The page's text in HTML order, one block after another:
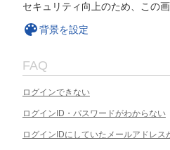
セキュリティ向上のため、この
背景を設定
FAQ
ログインできない
ログインID・パスワードがわからない
ログインIDにしていたメールアドレス